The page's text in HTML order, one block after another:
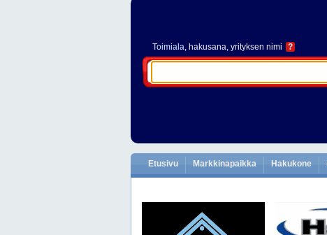
Toimiala, hakusana, yrityksen nimi ?
Etusivu Markkinapaikka Hakukone